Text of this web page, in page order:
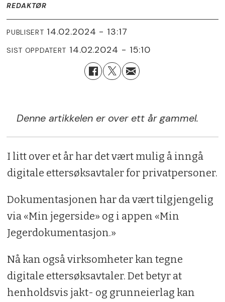
REDAKTØR
PUBLISERT 14.02.2024 - 13:17
SIST OPPDATERT 14.02.2024 - 15:10
Denne artikkelen er over ett år gammel.
I litt over et år har det vært mulig å inngå
digitale ettersøksavtaler for privatpersoner.
Dokumentasjonen har da vært tilgjengelig
via «Min jegerside» og i appen «Min
Jegerdokumentasjon.»
Nå kan også virksomheter kan tegne
digitale ettersøksavtaler. Det betyr at
henholdsvis jakt- og grunneierlag kan